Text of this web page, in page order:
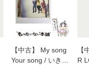
【中古】 My song
Your song / いきも
【
R